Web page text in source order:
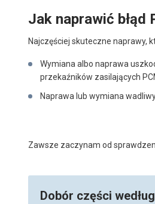
Jak naprawić błąd
Najczęściej skuteczne naprawy,
Wymiana albo naprawa
przekaźników zasilających
Naprawa lub wymiana
Zawsze zaczynam od
Dobór części